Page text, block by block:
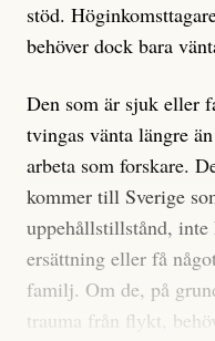
stöd.
behöver dock bara
Den som är sjuk eller
tvingas vänta längre
arbeta som forskare.
kommer till Sverige
uppehållstillstånd,
ersättning eller få
familj. Om de, på
trauma från flykt,